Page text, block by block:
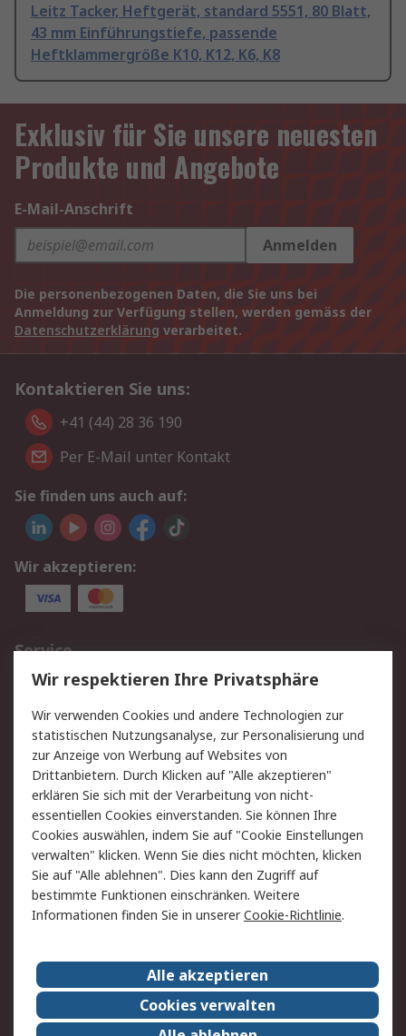
Leitz Tacker, Heftgerät, standard 5551, 80 Blatt,
43 mm Einführungstiefe, passende
Heftklammergröße K10, K12, K6, K8
Exklusiv für Sie unsere neuesten
Produkte und Angebote
E-Mail-Anschrift
Anmelden
Die personenbezogenen Daten, die Sie uns bei
Anmeldung zur Verfügung stellen, werden gemäss der
Datenschutzerklärung verarbeitet.
Kontaktieren Sie uns:
+41 (44) 28 36 190
Per E-Mail unter Kontakt
Sie finden uns auch auf:
Wir akzeptieren:
Service
Value Added Services
Lieferlösungen
Rücksendungen
Kontakt
Hilfe
Rechtliches
AGB
Datenschutz
Cookie-Richtlinie
Zahlungsbedingungen
Copyright/Impressum
Über RS
Karriere bei RS
Nachhaltigkeit
Qualität/Umwelt/ZertifikatePresse-Center
Event-Center
Wir respektieren Ihre Privatsphäre
Wir verwenden Cookies und andere Technologien zur
statistischen Nutzungsanalyse, zur Personalisierung und
zur Anzeige von Werbung auf Websites von
Drittanbietern. Durch Klicken auf "Alle akzeptieren"
erklären Sie sich mit der Verarbeitung von nicht-
essentiellen Cookies einverstanden. Sie können Ihre
Cookies auswählen, indem Sie auf "Cookie Einstellungen
verwalten" klicken. Wenn Sie dies nicht möchten, klicken
Sie auf "Alle ablehnen". Dies kann den Zugriff auf
bestimmte Funktionen einschränken. Weitere
Informationen finden Sie in unsererCookie-Richtlinie.
Alle akzeptieren
Cookies verwalten